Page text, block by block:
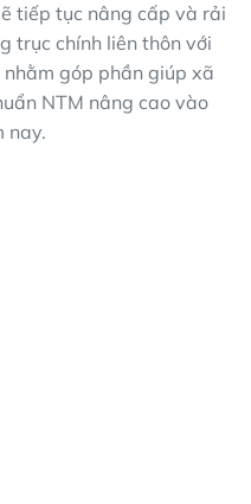
tiếp tục nâng cấp và rải
trục chính liên thôn với
góp phần giúp xã
NTM nâng cao vào
nay.